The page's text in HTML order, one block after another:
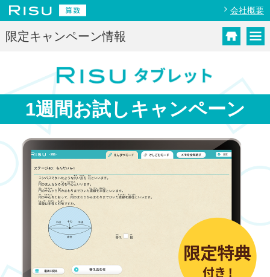
会社概要
限定キャンペーン情報
1週間お試し キャンペーン